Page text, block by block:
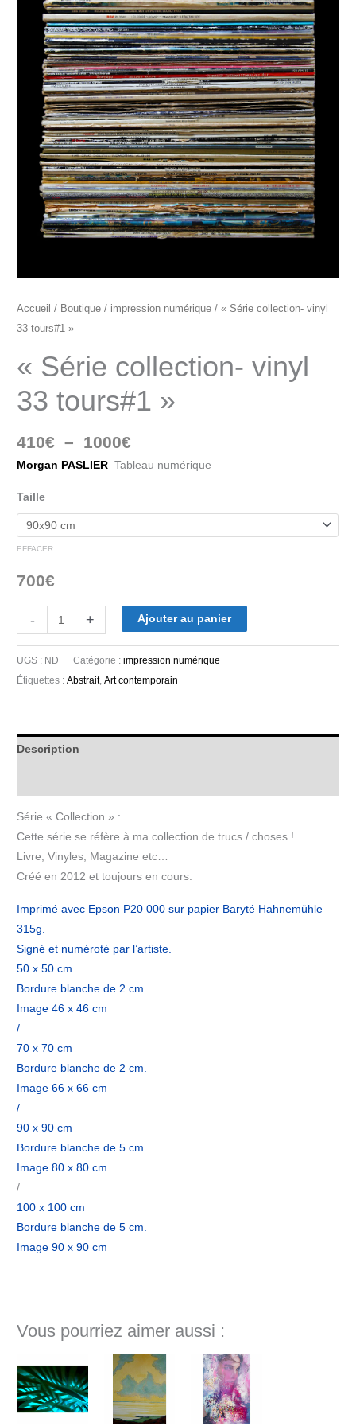
Accueil / Boutique / impression numérique / « Série collection- vinyl
33 tours#1 »
« Série collection- vinyl
33 tours#1 »
410€ – 1000€
prix :
410€
à
1000€
Morgan PASLIER Tableau numérique
Taille
EFFACER
700€
-
"Série
collection-
tours#1"
+ Ajouter au panier
UGS : ND Catégorie :impression numérique
Étiquettes :Abstrait,Art contemporain
Description
Série « Collection » :
Cette série se réfère à ma collection de trucs / choses !
Livre, Vinyles, Magazine etc…
Créé en 2012 et toujours en cours.
Imprimé avec Epson P20 000 sur papier Baryté Hahnemühle
315g.
Signé et numéroté par l’artiste.
50 x 50 cm
Bordure blanche de 2 cm.
Image 46 x 46 cm
/
70 x 70 cm
Bordure blanche de 2 cm.
Image 66 x 66 cm
/
90 x 90 cm
Bordure blanche de 5 cm.
Image 80 x 80 cm
/
100 x 100 cm
Bordure blanche de 5 cm.
Image 90 x 90 cm
Vous pourriez aimer aussi :
de
prix :
600€
à